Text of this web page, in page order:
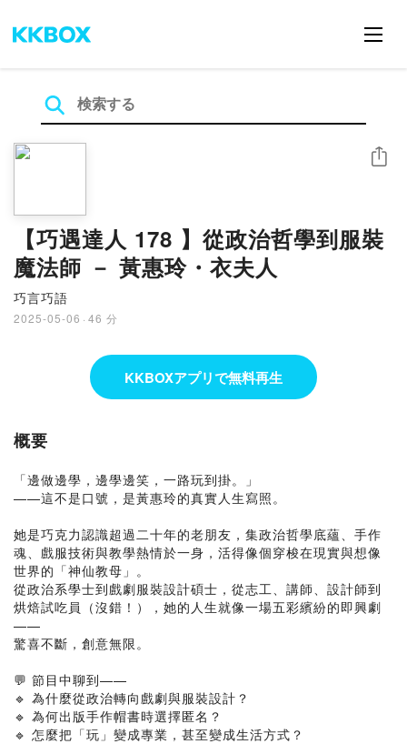
【巧遇達人 178 】從政治哲學到服裝
魔法師 － 黃惠玲・衣夫人
巧言巧語
2025-05-06 · 46 分
シェア
KKBOXアプリで無料再生
概要
「邊做邊學，邊學邊笑，一路玩到掛。」
——這不是口號，是黃惠玲的真實人生寫照。
她是巧克力認識超過二十年的老朋友，集政治哲學底蘊、手作
魂、戲服技術與教學熱情於一身，活得像個穿梭在現實與想像
世界的「神仙教母」。
從政治系學士到戲劇服裝設計碩士，從志工、講師、設計師到
烘焙試吃員（沒錯！），她的人生就像一場五彩繽紛的即興劇
——
驚喜不斷，創意無限。
💬 節目中聊到——
🔹 為什麼從政治轉向戲劇與服裝設計？
🔹 為何出版手作帽書時選擇匿名？
🔹 怎麼把「玩」變成專業，甚至變成生活方式？